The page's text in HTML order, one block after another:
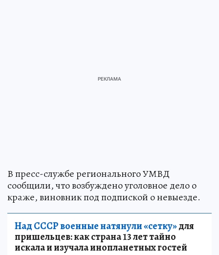
В пресс-службе регионального УМВД
сообщили, что возбуждено уголовное дело о
краже, виновник под подпиской о невыезде.
Над СССР военные натянули «сетку»для
пришельцев: как страна 13 лет тайно
искала и изучала инопланетных гостей